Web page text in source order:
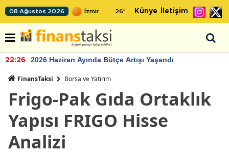
08 Ağustos 2026 26° Künye İletişim
22:26 2026 Haziran Ayında Bütçe Artışı Yaşandı
FinansTaksi Borsa ve Yatırım
Frigo-Pak Gıda Ortaklık
Yapısı FRIGO Hisse
Analizi